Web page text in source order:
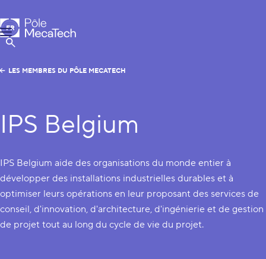
Pôle MecaTech
Menu
Afficher la Recherche
FR
EN
LES MEMBRES DU PÔLE MECATECH
IPS Belgium
IPS Belgium aide des organisations du monde entier à
développer des installations industrielles durables et à
optimiser leurs opérations en leur proposant des services de
conseil, d'innovation, d'architecture, d'ingénierie et de gestion
de projet tout au long du cycle de vie du projet.